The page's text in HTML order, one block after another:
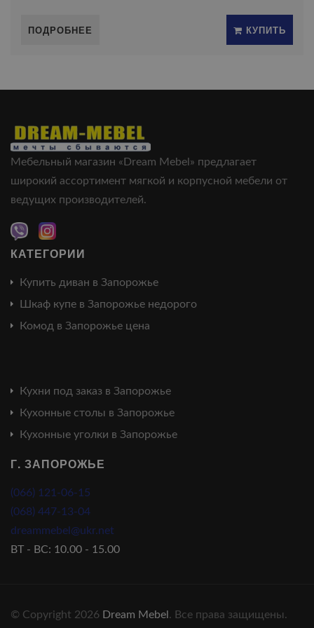
ПОДРОБНЕЕ КУПИТЬ
Мебельный магазин «Dream Mebel» предлагает
широкий ассортимент мягкой и корпусной мебели от
ведущих производителей.
КАТЕГОРИИ
Купить диван в Запорожье
Шкаф купе в Запорожье недорого
Комод в Запорожье цена
Кухни под заказ в Запорожье
Кухонные столы в Запорожье
Кухонные уголки в Запорожье
Г. ЗАПОРОЖЬЕ
(066) 121-06-15
(068) 447-13-04
dreammebel@ukr.net
ВТ - ВС: 10.00 - 15.00
© Copyright 2026 Dream Mebel . Все права защищены.